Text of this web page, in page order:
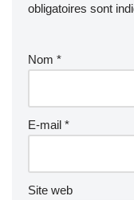
obligatoires sont
Nom *
E-mail *
Site web